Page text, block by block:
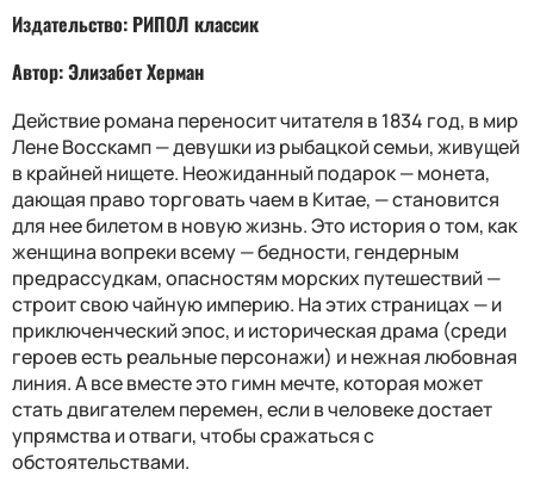
Издательство: РИПОЛ классик
Автор: Элизабет Херман
Действие романа переносит читателя в 1834 год, в мир
Лене Восскамп — девушки из рыбацкой семьи, живущей
в крайней нищете. Неожиданный подарок — монета,
дающая право торговать чаем в Китае, — становится
для нее билетом в новую жизнь. Это история о том, как
женщина вопреки всему — бедности, гендерным
предрассудкам, опасностям морских путешествий —
строит свою чайную империю. На этих страницах — и
приключенческий эпос, и историческая драма (среди
героев есть реальные персонажи) и нежная любовная
линия. А все вместе это гимн мечте, которая может
стать двигателем перемен, если в человеке достает
упрямства и отваги, чтобы сражаться с
обстоятельствами.